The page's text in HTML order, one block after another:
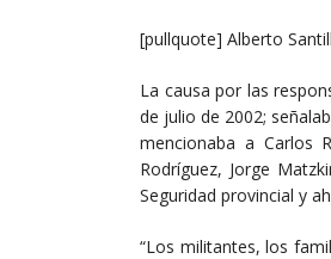
[pullquote] Alberto
La causa por las
de julio de 2002;
mencionaba a Carlos
Rodríguez, Jorge
Seguridad provincial y
“Los militantes, los